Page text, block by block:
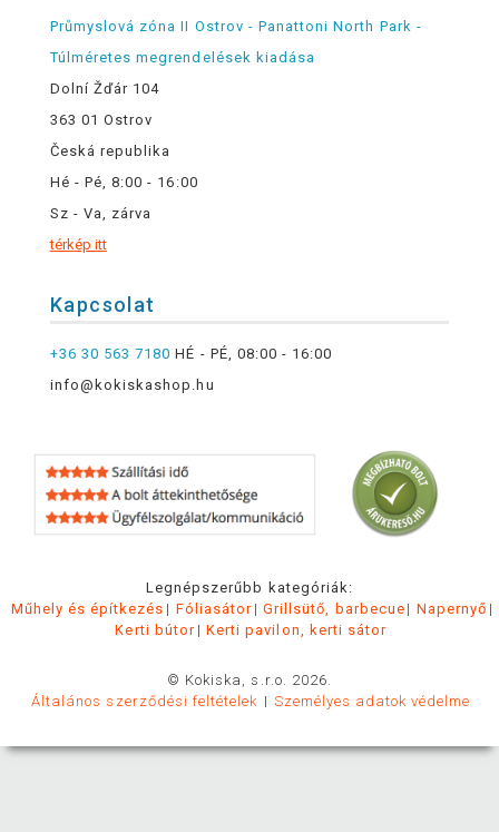
Průmyslová zóna II Ostrov - Panattoni North Park -
Túlméretes megrendelések kiadása
Dolní Žďár 104
363 01 Ostrov
Česká republika
Hé - Pé, 8:00 - 16:00
Sz - Va, zárva
térkép itt
Kapcsolat
+36 30 563 7180 HÉ - PÉ, 08:00 - 16:00
info@kokiskashop.hu
Legnépszerűbb kategóriák:
Műhely és építkezés
Fóliasátor Grillsütő, barbecue
Napernyő
Kerti bútor
Kerti pavilon, kerti sátor
© Kokiska, s.r.o. 2026.
Általános szerződési feltételek
Személyes adatok védelme